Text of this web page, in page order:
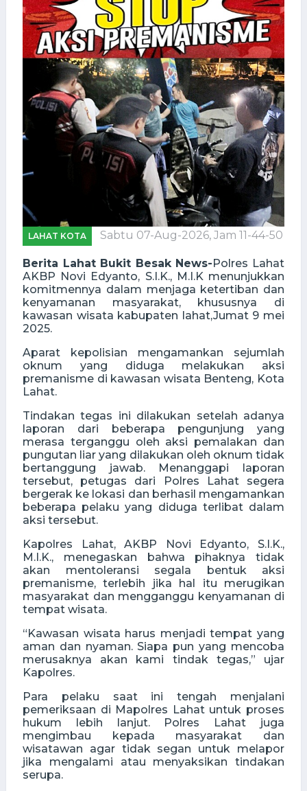
LAHAT KOTA Sabtu 07-Aug-2026, Jam 11-44-50
Berita Lahat Bukit Besak News-Polres Lahat
AKBP Novi Edyanto, S.I.K., M.I.K menunjukkan
komitmennya dalam menjaga ketertiban dan
kenyamanan masyarakat, khususnya di
kawasan wisata kabupaten lahat,Jumat 9 mei
2025.
Aparat kepolisian mengamankan sejumlah
oknum yang diduga melakukan aksi
premanisme di kawasan wisata Benteng, Kota
Lahat.
Tindakan tegas ini dilakukan setelah adanya
laporan dari beberapa pengunjung yang
merasa terganggu oleh aksi pemalakan dan
pungutan liar yang dilakukan oleh oknum tidak
bertanggung jawab. Menanggapi laporan
tersebut, petugas dari Polres Lahat segera
bergerak ke lokasi dan berhasil mengamankan
beberapa pelaku yang diduga terlibat dalam
aksi tersebut.
Kapolres Lahat, AKBP Novi Edyanto, S.I.K.,
M.I.K., menegaskan bahwa pihaknya tidak
akan mentoleransi segala bentuk aksi
premanisme, terlebih jika hal itu merugikan
masyarakat dan mengganggu kenyamanan di
tempat wisata.
“Kawasan wisata harus menjadi tempat yang
aman dan nyaman. Siapa pun yang mencoba
merusaknya akan kami tindak tegas,” ujar
Kapolres.
Para pelaku saat ini tengah menjalani
pemeriksaan di Mapolres Lahat untuk proses
hukum lebih lanjut. Polres Lahat juga
mengimbau kepada masyarakat dan
wisatawan agar tidak segan untuk melapor
jika mengalami atau menyaksikan tindakan
serupa.